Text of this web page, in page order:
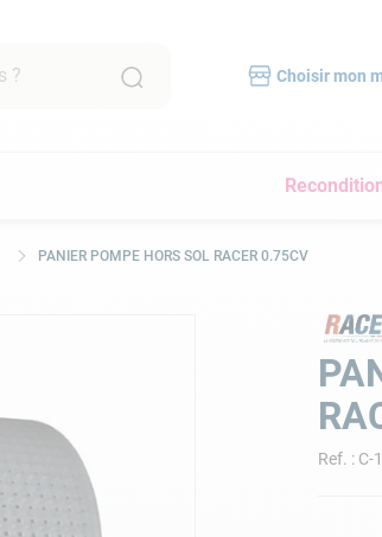
Choisir mon
PANIER POMPE HORS SOL RACER 0.75CV
Ref. : C-